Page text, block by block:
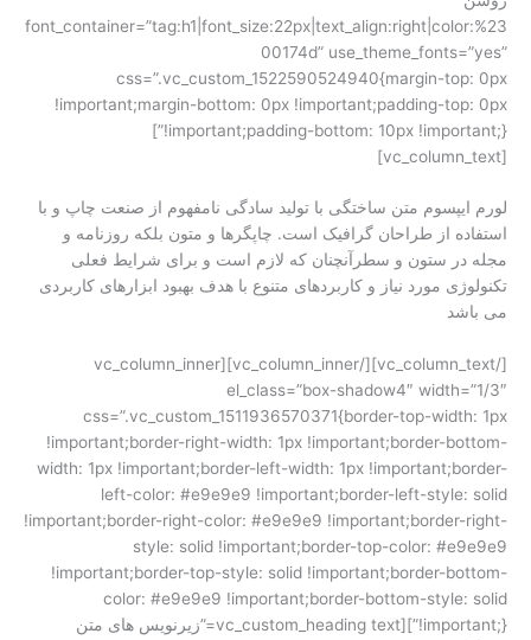
font_container=”tag:h1|font_size:22px|text_align:right|color:%23
00174d” use_theme_fonts=”yes”
css=”.vc_custom_1522590524940{margin-top: 0px
!important;margin-bottom: 0px !important;padding-top: 0px
!important;padding-bottom: 10px !important;}”]
[vc_column_text]
لورم ایپسوم متن ساختگی با تولید سادگی نامفهوم از صنعت چاپ و با
استفاده از طراحان گرافیک است. چاپگرها و متون بلکه روزنامه و
مجله در ستون و سطرآنچنان که لازم است و برای شرایط فعلی
تکنولوژی مورد نیاز و کاربردهای متنوع با هدف بهبود ابزارهای کاربردی
می باشد
[/vc_column_text][/vc_column_inner][vc_column_inner
el_class=”box-shadow4″ width=”1/3″
css=”.vc_custom_1511936570371{border-top-width: 1px
!important;border-right-width: 1px !important;border-bottom-
width: 1px !important;border-left-width: 1px !important;border-
left-color: #e9e9e9 !important;border-left-style: solid
!important;border-right-color: #e9e9e9 !important;border-right-
style: solid !important;border-top-color: #e9e9e9
!important;border-top-style: solid !important;border-bottom-
color: #e9e9e9 !important;border-bottom-style: solid
!important;}”][vc_custom_heading text=”زیرنویس های متن